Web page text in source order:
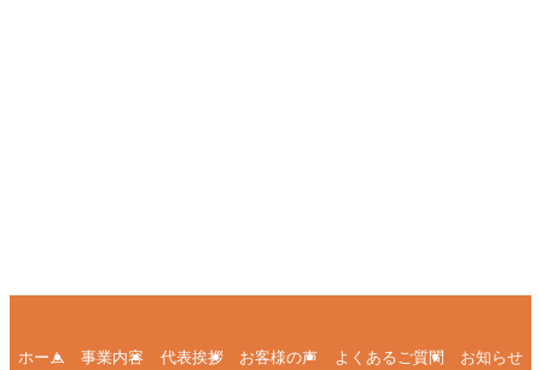
ホーム 事業内容 代表挨拶 お客様の声 よくあるご質問
お知らせ